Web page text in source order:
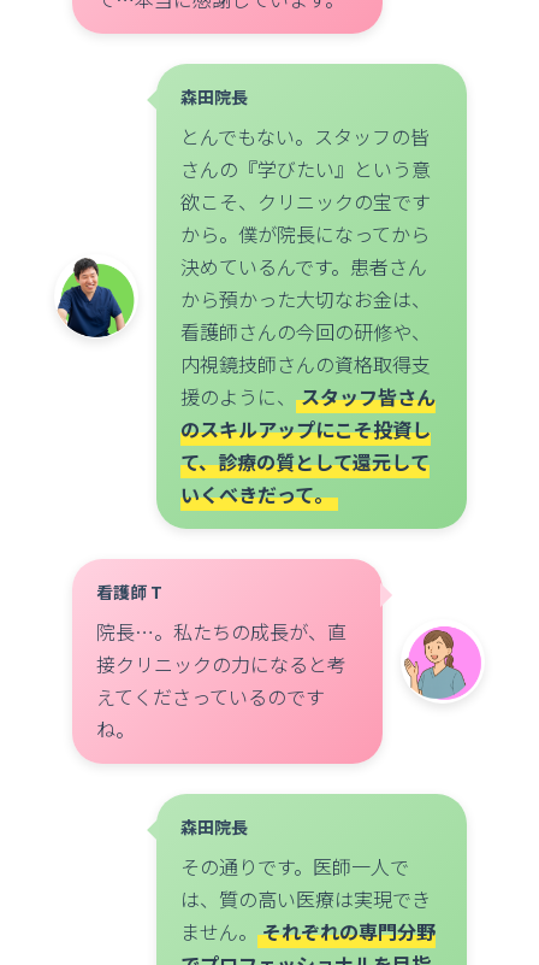
森田院長
とんでもない。スタッフの皆
さんの『学びたい』という意
欲こそ、クリニックの宝です
から。僕が院長になってから
決めているんです。患者さん
から預かった大切なお金は、
看護師さんの今回の研修や、
内視鏡技師さんの資格取得支
援のように、スタッフ皆さん
のスキルアップにこそ投資し
て、診療の質として還元して
いくべきだって。
看護師 T
院長…。私たちの成長が、直
接クリニックの力になると考
えてくださっているのです
ね。
森田院長
その通りです。医師一人で
は、質の高い医療は実現でき
ません。それぞれの専門分野